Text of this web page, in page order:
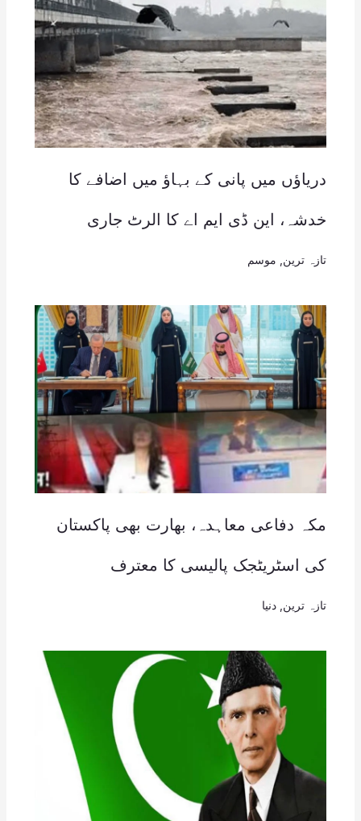
دریاؤں میں پانی کے بہاؤ میں اضافے کا
خدشہ، این ڈی ایم اے کا الرٹ جاری
تازہ ترین موسم
مکہ دفاعی معاہدہ، بھارت بھی پاکستان
کی اسٹریٹجک پالیسی کا معترف
تازہ ترین دنیا